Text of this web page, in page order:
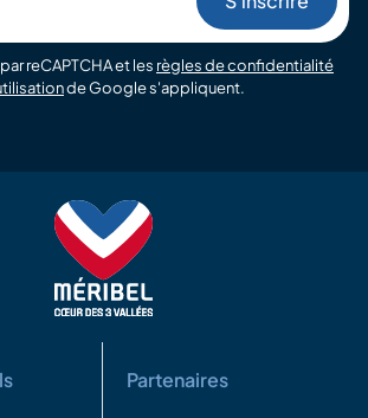
reCAPTCHA et les règles de confidentialité
de Google s'appliquent.
Partenaires